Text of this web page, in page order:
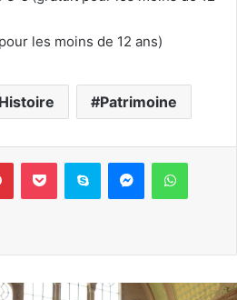
les moins de 12 ans)
Patrimoine
PinterestPocket Skype Messenger